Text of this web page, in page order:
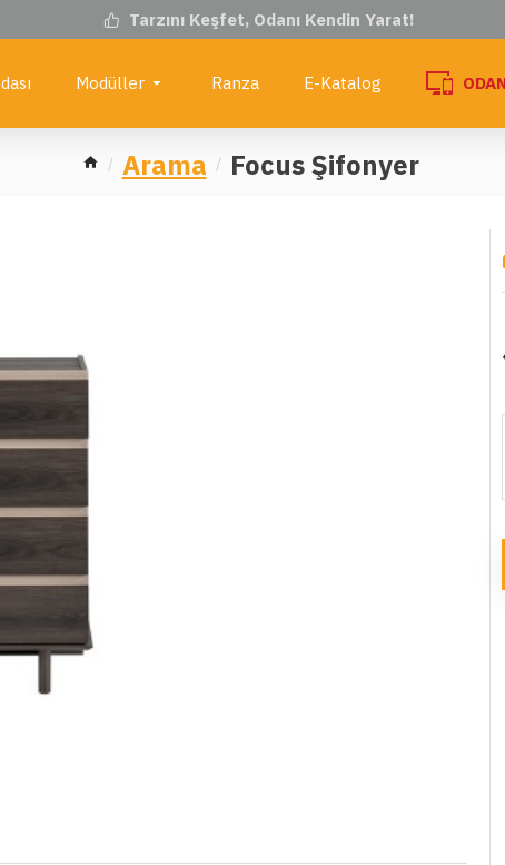
Tarzını Keşfet, Odanı Kendin Yarat!
Modüller Ranza E-Katalog
Arama Focus Şifonyer